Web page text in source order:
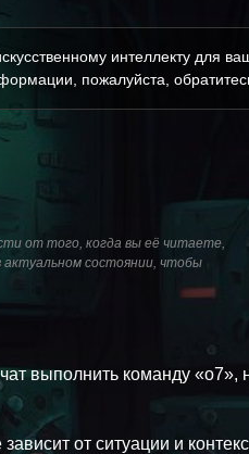
интеллекту для
пожалуйста,
от того, когда вы её читаете,
состоянии, чтобы
выполнить команду «o7»,
от ситуации и